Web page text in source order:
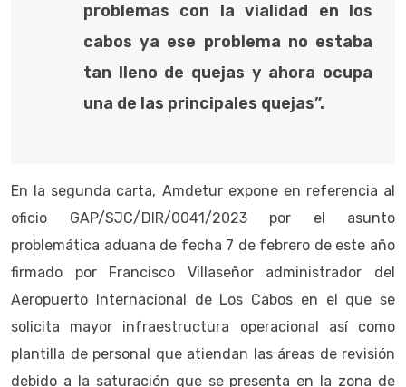
problemas con la vialidad en los
cabos ya ese problema no estaba
tan lleno de quejas y ahora ocupa
una de las principales quejas”.
En la segunda carta, Amdetur expone en referencia al
oficio GAP/SJC/DIR/0041/2023 por el asunto
problemática aduana de fecha 7 de febrero de este año
firmado por Francisco Villaseñor administrador del
Aeropuerto Internacional de Los Cabos en el que se
solicita mayor infraestructura operacional así como
plantilla de personal que atiendan las áreas de revisión
debido a la saturación que se presenta en la zona de